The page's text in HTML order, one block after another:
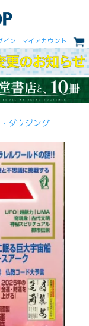
イン マイアカウント
ダウジング